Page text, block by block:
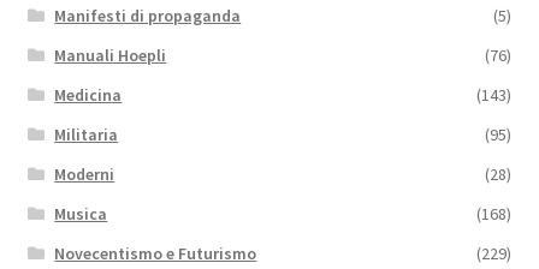
Manifesti di propaganda
(5)
Manuali Hoepli
(76)
Medicina
(143)
Militaria
(95)
Moderni
(28)
Musica
(168)
Novecentismo e Futurismo
(229)